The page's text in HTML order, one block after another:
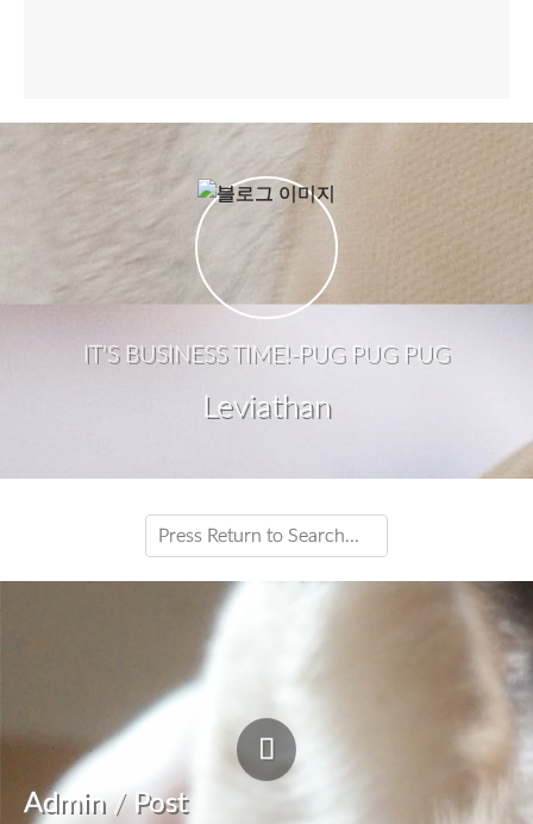
IT'S BUSINESS TIME!-PUG PUG PUG
Leviathan
Admin/ Post